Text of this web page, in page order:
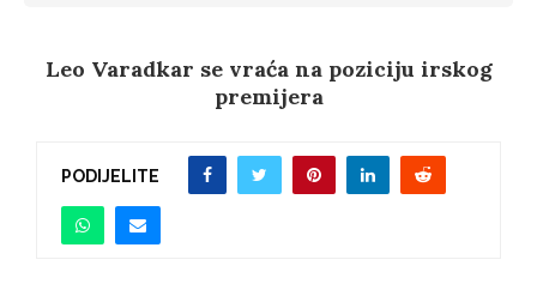
Leo Varadkar se vraća na poziciju irskog
premijera
PODIJELITE